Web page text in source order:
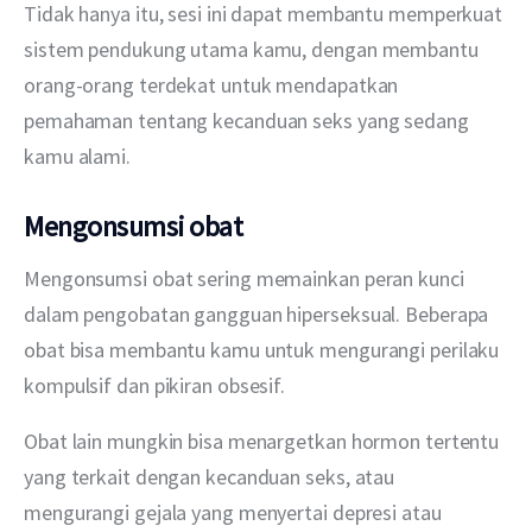
Tidak hanya itu, sesi ini dapat membantu memperkuat
sistem pendukung utama kamu, dengan membantu
orang-orang terdekat untuk mendapatkan
pemahaman tentang kecanduan seks yang sedang
kamu alami.
Mengonsumsi obat
Mengonsumsi obat sering memainkan peran kunci
dalam pengobatan gangguan hiperseksual. Beberapa
obat bisa membantu kamu untuk mengurangi perilaku
kompulsif dan pikiran obsesif.
Obat lain mungkin bisa menargetkan hormon tertentu
yang terkait dengan kecanduan seks, atau
mengurangi gejala yang menyertai depresi atau